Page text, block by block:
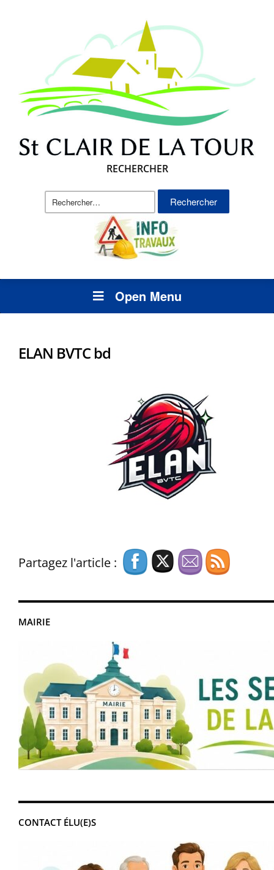
RECHERCHER
Rechercher :
Open Menu
MAIRIE
CONTACT ÉLU(E)S
ELAN BVTC bd
Partagez l'article :